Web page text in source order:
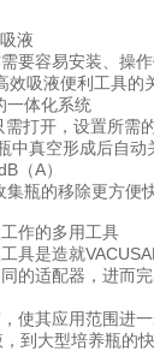
液
要容易安装、操
效吸液便利工具的
一体化系统
打开，设置所需
中真空形成后自动
（A）
集瓶的移除更方便
作的多用工具
具是造就
的适配器，进而
，使其应用范围进
到大型培养瓶的